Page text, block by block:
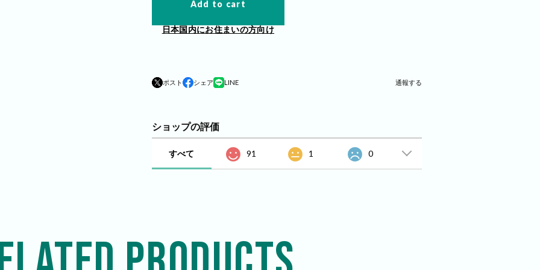
Add to cart
日本国内にお住まいの方向け
ポスト シェア LINE 通報する
ショップの評価
すべて 91 1 0